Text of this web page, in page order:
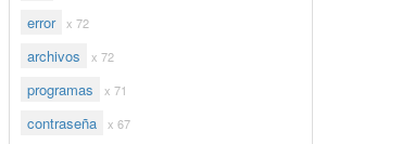
error x 72
archivos x 72
programas x 71
contraseña x 67